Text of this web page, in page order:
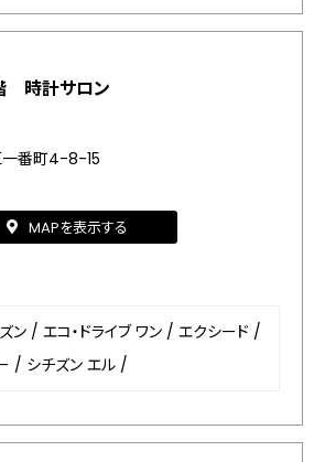
時計サロン
一番町4-8-15
MAPを表示する
ン / エコ・ドライブ ワン / エクシード /
/ シチズン エル /